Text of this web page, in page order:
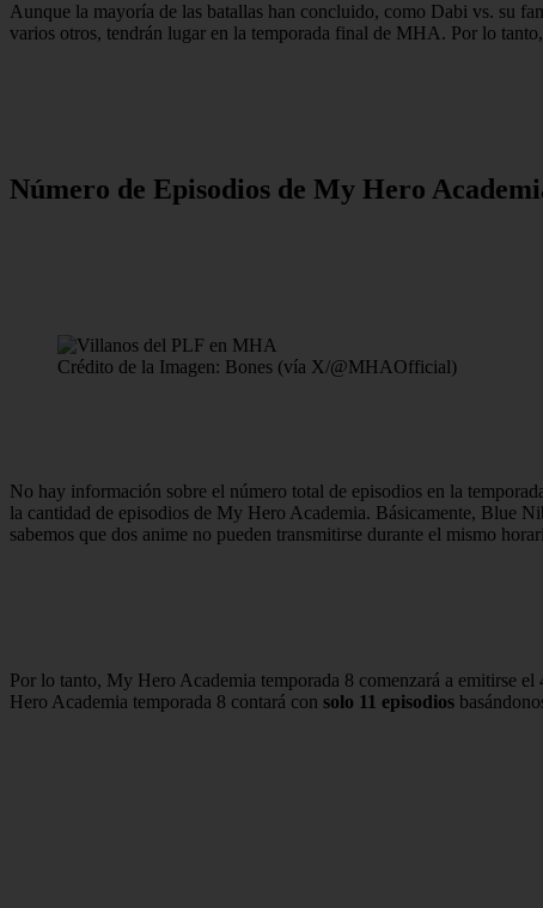
Aunque la mayoría de las batallas han concluido, como Dabi vs. su
varios otros, tendrán lugar en la temporada final de MHA. Por lo
Número de Episodios de My Hero
Crédito de la Imagen: Bones (vía X/@MHAOfficial)
No hay información sobre el número total de episodios en la
la cantidad de episodios de My Hero Academia. Básicamente, Blue
sabemos que dos anime no pueden transmitirse durante el mismo
Por lo tanto, My Hero Academia temporada 8 comenzará a emitirse
Hero Academia temporada 8 contará con solo 11 episodios